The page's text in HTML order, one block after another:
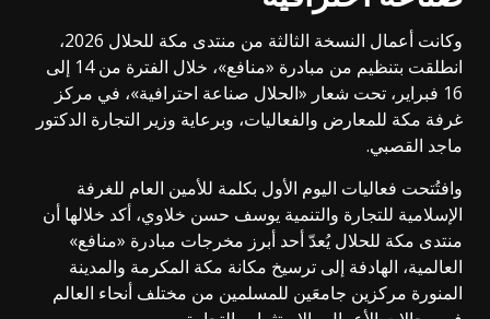
وكانت أعمال النسخة الثالثة من منتدى مكة للحلال 2026،
انطلقت بتنظيم من مبادرة «منافع»، خلال الفترة من 14 إلى
16 فبراير، تحت شعار «الحلال صناعة احترافية»، في مركز
غرفة مكة للمعارض والفعاليات، وبرعاية وزير التجارة الدكتور
ماجد القصبي.
وافتُتحت فعاليات اليوم الأول بكلمة للأمين العام للغرفة
الإسلامية للتجارة والتنمية يوسف حسن خلاوي، أكد خلالها أن
منتدى مكة للحلال يُعدّ أحد أبرز مخرجات مبادرة «منافع»
العالمية، الهادفة إلى ترسيخ مكانة مكة المكرمة والمدينة
المنورة مركزين جامعَين للمسلمين من مختلف أنحاء العالم